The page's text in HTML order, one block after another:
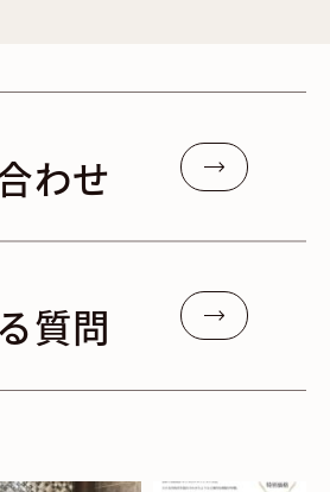
わせ
質問